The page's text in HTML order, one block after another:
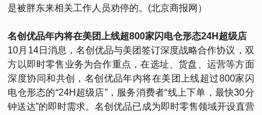
是被胖东来相关工作人员劝停的。(北京商报网）
名创优品年内将在美团上线超800家闪电仓形态24H超级店
10月14日消息，名创优品与美团签订深度战略合作协议，双
方以即时零售业务为合作重点，在选址、货盘、运营等方面
深度协同和共创，名创优品年内将在美团上线超过800家闪
电仓形态的“24H超级店”，服务消费者“线上下单，最快30分
钟送达”的即时需求。名创优品已成为即时零售领域开设直营